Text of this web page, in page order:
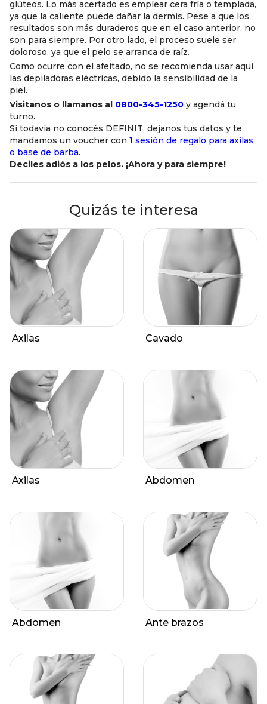
glúteos. Lo más acertado es emplear cera fría o templada,
ya que la caliente puede dañar la dermis. Pese a que los
resultados son más duraderos que en el caso anterior, no
son para siempre. Por otro lado, el proceso suele ser
doloroso, ya que el pelo se arranca de raíz.
Como ocurre con el afeitado, no se recomienda usar aquí
las depiladoras eléctricas, debido la sensibilidad de la
piel.
Visitanos o llamanos al 0800-345-1250 y agendá tu
turno.
Si todavía no conocés DEFINIT, dejanos tus datos y te
mandamos un voucher con 1 sesión de regalo para axilas
o base de barba.
Deciles adiós a los pelos. ¡Ahora y para siempre!
Quizás te interesa
Axilas Cavado
Axilas Abdomen
Abdomen Ante brazos